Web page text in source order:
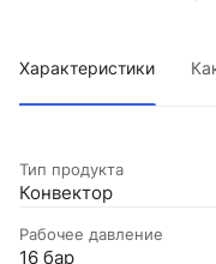
Характеристики
Тип продукта
Конвектор
Рабочее давление
16 бар